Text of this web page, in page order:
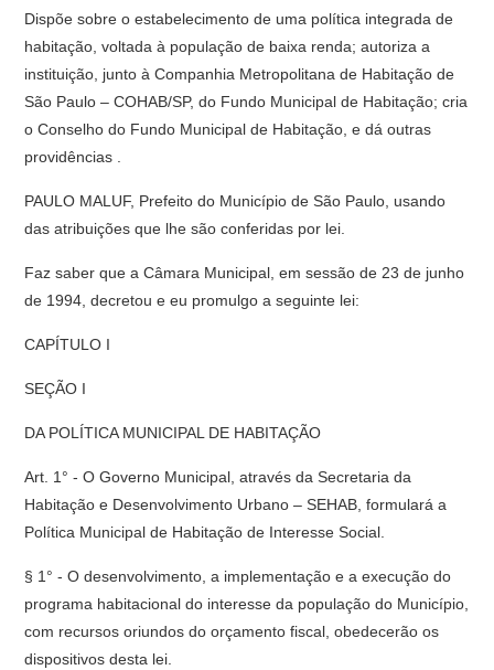
Dispõe sobre o estabelecimento de uma política integrada de
habitação, voltada à população de baixa renda; autoriza a
instituição, junto à Companhia Metropolitana de Habitação de
São Paulo – COHAB/SP, do Fundo Municipal de Habitação; cria
o Conselho do Fundo Municipal de Habitação, e dá outras
providências .
PAULO MALUF, Prefeito do Município de São Paulo, usando
das atribuições que lhe são conferidas por lei.
Faz saber que a Câmara Municipal, em sessão de 23 de junho
de 1994, decretou e eu promulgo a seguinte lei:
CAPÍTULO I
SEÇÃO I
DA POLÍTICA MUNICIPAL DE HABITAÇÃO
Art. 1° - O Governo Municipal, através da Secretaria da
Habitação e Desenvolvimento Urbano – SEHAB, formulará a
Política Municipal de Habitação de Interesse Social.
§ 1° - O desenvolvimento, a implementação e a execução do
programa habitacional do interesse da população do Município,
com recursos oriundos do orçamento fiscal, obedecerão os
dispositivos desta lei.